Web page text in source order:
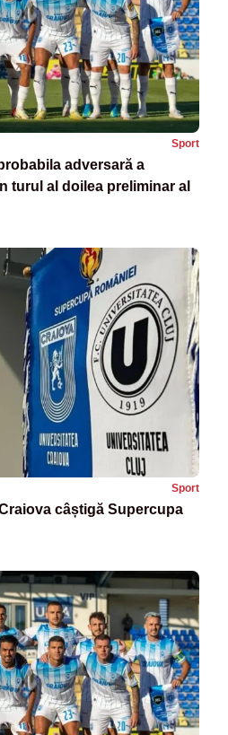
Sport
adversară a
turul al doilea preliminar al
Sport
câștigă Supercupa